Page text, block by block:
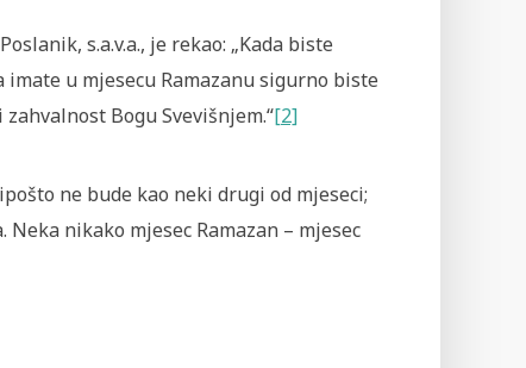
s.a.v.a., je rekao: „Kada biste
imate u mjesecu Ramazanu sigurno biste
zahvalnost Bogu Svevišnjem.“[2]
ne bude kao neki drugi od mjeseci;
nikako mjesec Ramazan – mjesec